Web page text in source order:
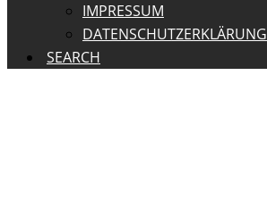
IMPRESSUM
DATENSCHUTZERKLÄRUNG
SEARCH